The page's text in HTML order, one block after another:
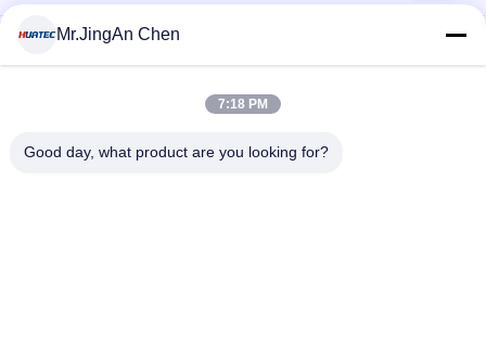
Ultraschallprüfgerät
Dickenmessung
Schichtdickenmessgerät
Härteprüfgerät
Mr.JingAn Chen
7:18 PM
Good day, what product are you looking for?